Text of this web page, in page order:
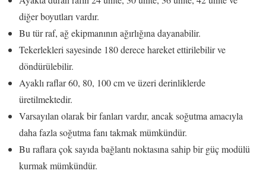
diğer boyutları vardır.
Bu tür raf, ağ ekipmanının ağırlığına dayanabilir.
Tekerlekleri sayesinde 180 derece hareket ettirilebilir ve
döndürülebilir.
Ayaklı raflar 60, 80, 100 cm ve üzeri derinliklerde
üretilmektedir.
Varsayılan olarak bir fanları vardır, ancak soğutma amacıyla
daha fazla soğutma fanı takmak mümkündür.
Bu raflara çok sayıda bağlantı noktasına sahip bir güç modülü
kurmak mümkündür.